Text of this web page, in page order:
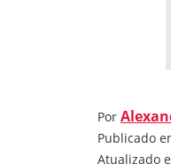
Por
Publicado
Atualizado